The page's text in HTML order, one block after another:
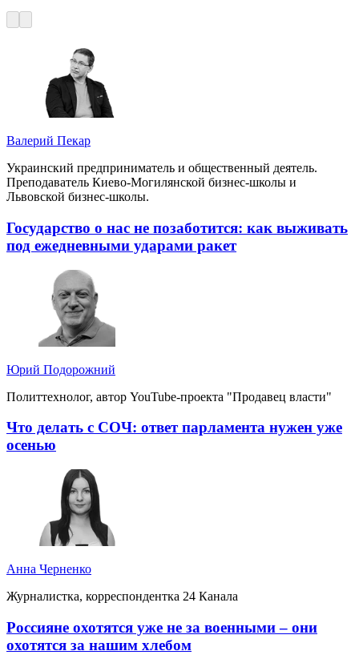
Валерий Пекар
Украинский предприниматель и общественный деятель.
Преподаватель Киево-Могилянской бизнес-школы и
Львовской бизнес-школы.
Государство о нас не позаботится: как выживать
под ежедневными ударами ракет
Юрий Подорожний
Политтехнолог, автор YouTube-проекта "Продавец власти"
Что делать с СОЧ: ответ парламента нужен уже
осенью
Анна Черненко
Журналистка, корреспондентка 24 Канала
Россияне охотятся уже не за военными – они
охотятся за нашим хлебом